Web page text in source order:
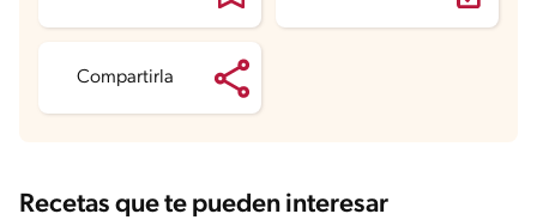
Grasas saturadas 0.1 g
Sodio 25.6 mg
Compartirla
Recetas que te pueden interesar